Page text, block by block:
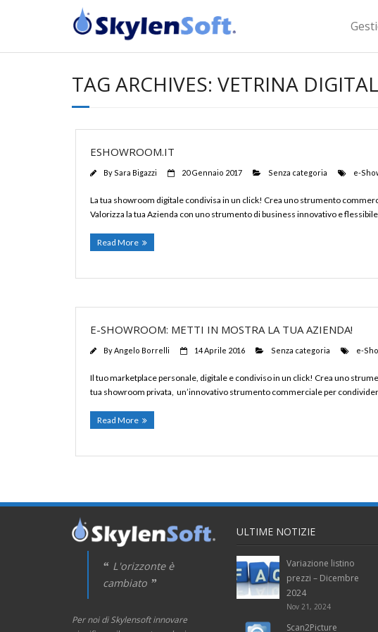
TAG ARCHIVES: VETRINA
ESHOWROOM.IT
By Sara Bigazzi 20 Gennaio 2017 Senza categoria e-
La tua showroom digitale condivisa in un click! Crea uno strumento
Valorizza la tua Azienda con uno strumento di business innovativo e
Read More
E-SHOWROOM: METTI IN MOSTRA LA TUA AZIENDA!
ByAngelo Borrelli 14 Aprile 2016 Senza categoria e-
Il tuo marketplace personale, digitale e condiviso in un click! Crea uno
tua showroom privata, un’innovativo strumento commerciale per
Read More
L'orizzonte è
cambiato
Per noi di Skylensoft innovare
ULTIME NOTIZIE
Variazione listino
prezzi – Dicembre
2024
Nov 21, 2024
Scan2Picture